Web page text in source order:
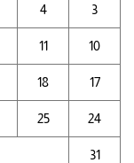
3
4
10
11
17
18
24
25
31